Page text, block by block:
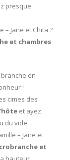
presque
Jane et Chita ?
et chambres
en
!
cimes des
et ayez
du vide…
– Jane et
et